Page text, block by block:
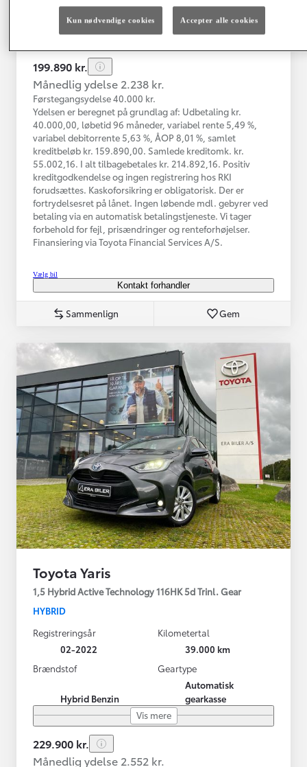
Hybrid Benzin
Automatisk
gearkasse
Vis mere
199.890 kr.
Månedlig ydelse 2.238 kr.
Førstegangsydelse 40.000 kr.
Ydelsen er beregnet på grundlag af: Udbetaling kr.
40.000,00, løbetid 96 måneder, variabel rente 5,49 %,
variabel debitorrente 5,63 %, ÅOP 8,01 %, samlet
kreditbeløb kr. 159.890,00. Samlede kreditomk. kr.
55.002,16. I alt tilbagebetales kr. 214.892,16. Positiv
kreditgodkendelse og ingen registrering hos RKI
forudsættes. Kaskoforsikring er obligatorisk. Der er
fortrydelsesret på lånet. Ingen løbende mdl. gebyrer ved
betaling via en automatisk betalingstjeneste. Vi tager
forbehold for fejl, prisændringer og renteforhøjelser.
Finansiering via Toyota Financial Services A/S.
Vælg bil
Kontakt forhandler
Sammenlign Gem
Toyota Yaris
1,5 Hybrid Active Technology 116HK 5d Trinl. Gear
HYBRID
Registreringsår
02-2022
Kilometertal
39.000 km
Brændstof
Hybrid Benzin
Geartype
Automatisk
gearkasse
Vis mere
229.900 kr.
Månedlig ydelse 2.552 kr.
Kun nødvendige cookies Accepter alle cookies